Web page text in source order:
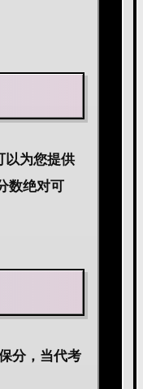
以为您提供
数绝对可
分，当代考